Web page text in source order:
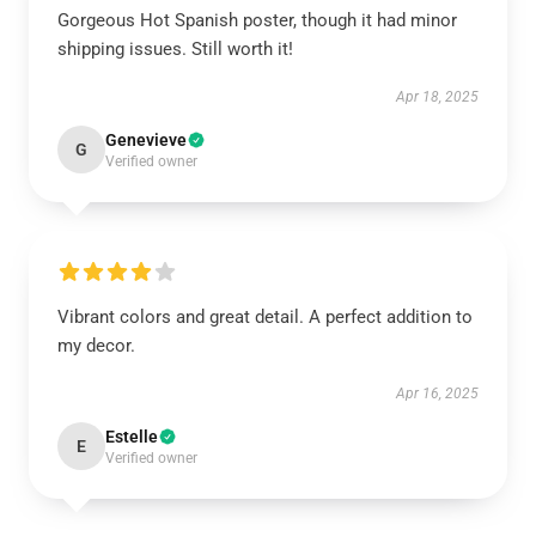
Gorgeous Hot Spanish poster, though it had minor
shipping issues. Still worth it!
Apr 18, 2025
G Genevieve
Verified owner
Vibrant colors and great detail. A perfect addition to
my decor.
Apr 16, 2025
E Estelle
Verified owner